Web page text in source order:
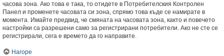
часова зона. Ако това е така, то отидете в Потребителския Контролен
Панел и променете часовата си зона, спрямо това къде се намирате в
момента. Имайте предвид, че смяната на часовата зона, както и повечето
настройки са разрешени само за регистрирани потребители. Ако не сте се
регистрирали, сега е времето да го направите.
Нагоре